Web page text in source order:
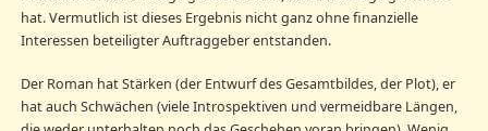
hat. Vermutlich ist dieses Ergebnis nicht ganz ohne finanzielle
Interessen beteiligter Auftraggeber entstanden.
Der Roman hat Stärken (der Entwurf des Gesamtbildes, der Plot), er
hat auch Schwächen (viele Introspektiven und vermeidbare Längen,